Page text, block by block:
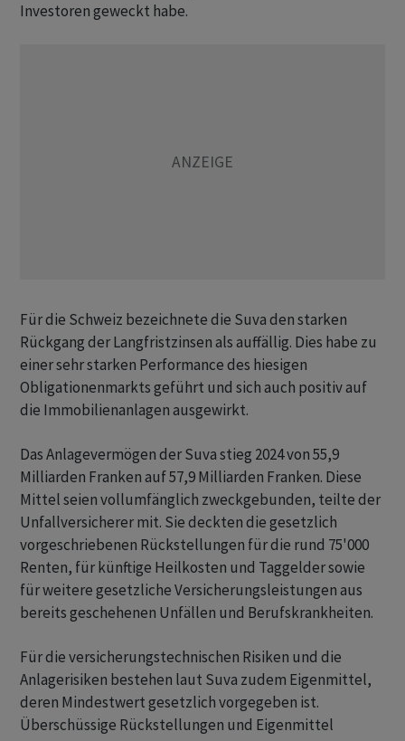
Investoren geweckt habe.
Für die Schweiz bezeichnete die Suva den starken
Rückgang der Langfristzinsen als auffällig. Dies habe zu
einer sehr starken Performance des hiesigen
Obligationenmarkts geführt und sich auch positiv auf
die Immobilienanlagen ausgewirkt.
Das Anlagevermögen der Suva stieg 2024 von 55,9
Milliarden Franken auf 57,9 Milliarden Franken. Diese
Mittel seien vollumfänglich zweckgebunden, teilte der
Unfallversicherer mit. Sie deckten die gesetzlich
vorgeschriebenen Rückstellungen für die rund 75'000
Renten, für künftige Heilkosten und Taggelder sowie
für weitere gesetzliche Versicherungsleistungen aus
bereits geschehenen Unfällen und Berufskrankheiten.
Für die versicherungstechnischen Risiken und die
Anlagerisiken bestehen laut Suva zudem Eigenmittel,
deren Mindestwert gesetzlich vorgegeben ist.
Überschüssige Rückstellungen und Eigenmittel